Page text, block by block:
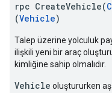
rpc CreateVehicle(
(Vehicle)
Talep üzerine yolculuk
ilişkili yeni bir araç
kimliğine sahip olmalıdır.
Vehicle oluştururken